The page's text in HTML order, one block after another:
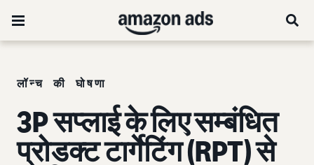
लॉन्च की घोषणा
3P सप्लाई के लिए सम्बंधित
प्रोडक्ट टार्गेटिंग (RPT) से